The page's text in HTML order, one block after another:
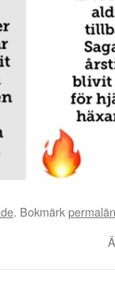
. Bokmärk